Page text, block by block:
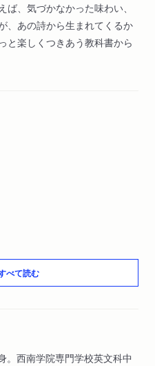
、気づかなかった味わい、
、あの詩から生まれてくるか
と楽しくつきあう教科書から
べて読む
西南学院専門学校英文科中